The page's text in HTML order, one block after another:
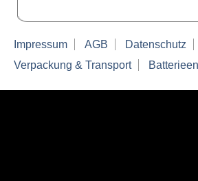
Impressum AGB Datenschutz
Verpackung & Transport